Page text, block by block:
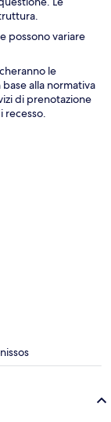
possono variare
le
alla normativa
di prenotazione
recesso.